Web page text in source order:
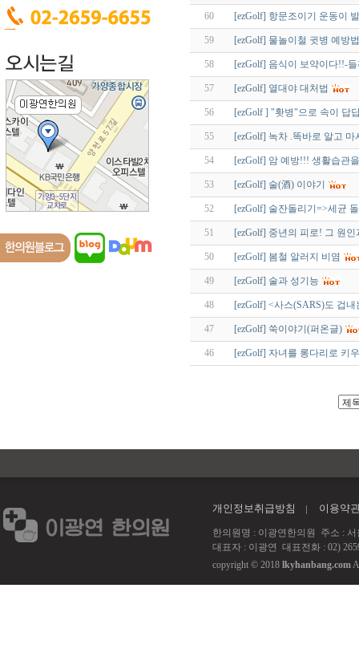
60 [ezGolf] 항문조이기 운동이
59 [ezGolf] 물놀이철 귓병 예방
58 [ezGolf] 음식이 보약이다!!-
57 [ezGolf] 열대야 대처법
56 [ezGolf ] "홧병"으로 속이 답
55 [ezGolf] 녹차 .똑바로 알고
54 [ezGolf] 암 예방!!! 생활습관
53 [ezGolf] 술(酒) 이야기
52 [ezGolf] 술잔돌리기=>세균
51 [ezGolf] 중년의 피로! 그 원인
50 [ezGolf] 봄철 알러지 비염
49 [ezGolf] 술과 성기능
48 [ezGolf] <사스(SARS)도 겁내
47 [ezGolf] 쑥이야기(퍼온글)
46 [ezGolf] 자녀를 롱다리로 키
개인정보취급방침 이용약
한의원명 : 이광연한의원 주소 : 서
대표자 : 이광연 대표전화 : 02)
copyright © 2018 lkyhanbang.com